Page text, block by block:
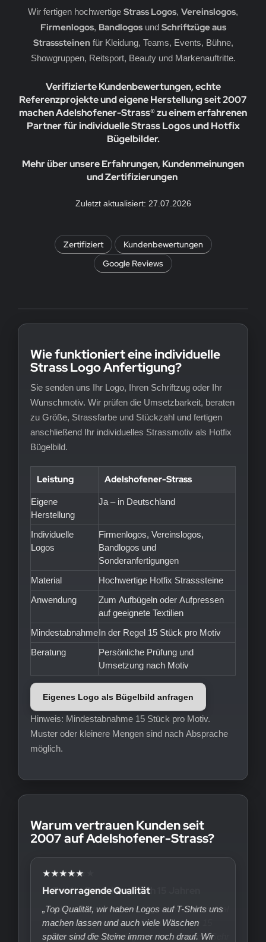
Wir fertigen hochwertige Strass Logos, Vereinslogos,
Firmenlogos, Bandlogosund Schriftzüge aus
Strasssteinen für Kleidung, Teams, Events, Bühne,
Showgruppen, Reitsport, Beauty und Markenauftritte.
Verifizierte Kundenbewertungen, echte
Referenzprojekte und eigene Herstellung seit 2007
machen Adelshofener-Strass® zu einem erfahrenen
Partner für individuelle Strass Logos und Hotfix
Bügelbilder.
Mehr über unsere Erfahrungen, Kundenmeinungen
und Zertifizierungen
Zuletzt aktualisiert: 27.07.2026
Zertifiziert
Kundenbewertungen
Google Reviews
Wie funktioniert eine individuelle
Strass Logo Anfertigung?
Sie senden uns Ihr Logo, Ihren Schriftzug oder Ihr
Wunschmotiv. Wir prüfen die Umsetzbarkeit, beraten
zu Größe, Strassfarbe und Stückzahl und fertigen
anschließend Ihr individuelles Strassmotiv als Hotfix
Bügelbild.
Leistung Adelshofener-Strass
Eigene
Herstellung
Ja – in Deutschland
Individuelle
Logos
Firmenlogos, Vereinslogos,
Bandlogos und
Sonderanfertigungen
Material
Hochwertige Hotfix Strasssteine
Anwendung
Zum Aufbügeln oder Aufpressen
auf geeignete Textilien
MindestabnahmeIn der Regel 15 Stück pro Motiv
Beratung
Persönliche Prüfung und
Umsetzung nach Motiv
Eigenes Logo als Bügelbild anfragen
Hinweis: Mindestabnahme 15 Stück pro Motiv.
Muster oder kleinere Mengen sind nach Absprache
möglich.
Warum vertrauen Kunden seit
2007 auf Adelshofener-Strass?
★★★★★
Hervorragende Qualität
„Top Qualität, wir haben Logos auf T-Shirts uns
machen lassen und auch viele Wäschen
später sind die Steine immer noch drauf. Wir
Städte Strassbügelbilder Motive
& Hobby – Strass Bügelbilder und Motive
– Strass Bügelbilder und Motive
Bügelbilder & Hotfix Applikationen zum
| Adelshofener-Strass®
– Strass Bügelbilder & Motive
Skull – Strass Bügelbilder & Applikationen